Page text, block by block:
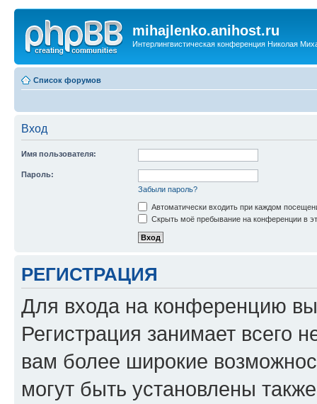
mihajlenko.anihost.ru
Интерлингвистическая конференция Николая
Список форумов
Вход
Имя пользователя:
Пароль:
Забыли пароль?
Автоматически входить при каждом
Скрыть моё пребывание на конференции в
РЕГИСТРАЦИЯ
Для входа на конференцию
Регистрация занимает всего
вам более широкие
могут быть установлены